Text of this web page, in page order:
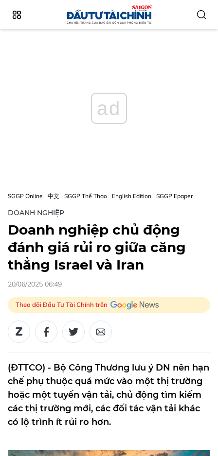
ad
SGGP Online 中文 SGGP Thể Thao English Edition SGGP Epaper
DOANH NGHIỆP
Doanh nghiệp chủ động
đánh giá rủi ro giữa căng
thẳng Israel và Iran
20/06/2025 06:49
Theo dõi Đầu Tư Tài Chính trên
(ĐTTCO) - Bộ Công Thương lưu ý DN nên hạn
chế phụ thuộc quá mức vào một thị trường
hoặc một tuyến vận tải, chủ động tìm kiếm
các thị trường mới, các đối tác vận tải khác
có lộ trình ít rủi ro hơn.